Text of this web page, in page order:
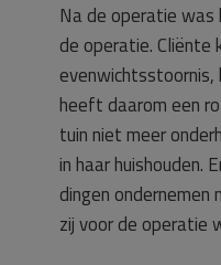
Na de operatie was
de operatie. Cliënte
evenwichtsstoornis,
heeft daarom een
tuin niet meer
in haar huishouden.
dingen ondernemen
zij voor de operatie